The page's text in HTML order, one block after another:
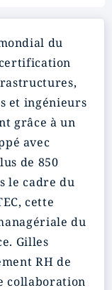
du
et ingénieurs
grâce à un
avec
de 850
le cadre du
cette
du
Gilles
RH de
collaboration